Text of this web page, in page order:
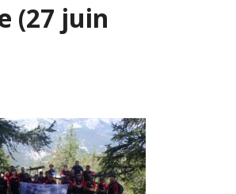
(27 juin